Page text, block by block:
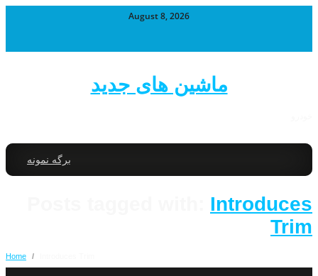
August 8, 2026
ماشین های جدید
برگه نمونه
Introduces
Trim
Home /